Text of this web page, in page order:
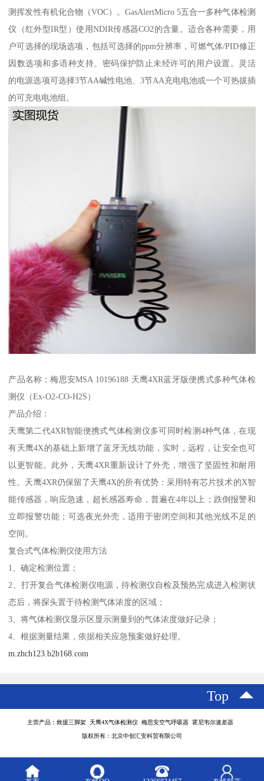
测挥发性有机化合物（VOC）。GasAlertMicro 5五合一多种气体检测
仪（红外型IR型）使用NDIR传感器CO2的含量。适合各种需要，用
户可选择的现场选项，包括可选择的ppm分辨率，可燃气体/PID修正
因数选项和多语种支持。密码保护防止未经许可的用户设置。灵活
的电源选项可选择3节AA碱性电池、3节AA充电电池或一个可热拔插
的可充电电池组。
产品名称：梅思安MSA 10196188 天鹰4XR蓝牙版便携式多种气体检
测仪（Ex-O2-CO-H2S）
产品介绍：
天鹰第二代4XR智能便携式气体检测仪多可同时检测4种气体，在现
有天鹰4X的基础上新增了蓝牙无线功能，实时，远程，让安全也可
以更智能。此外，天鹰4XR重新设计了外壳，增强了坚固性和耐用
性。天鹰4XR仍保留了天鹰4X的所有优势：采用特有芯片技术的X智
能传感器，响应急速，超长感器寿命，普遍在4年以上；跌倒报警和
立即报警功能；可选夜光外壳，适用于密闭空间和其他光线不足的
空间。
复合式气体检测仪使用方法
1、确定检测位置；
2、打开复合气体检测仪电源，待检测仪自检及预热完成进入检测状
态后，将探头置于待检测气体浓度的区域；
3、将气体检测仪显示区显示测量到的气体浓度做好记录；
4、根据测量结果，依据相关应急预案做好处理。
m.zhch123.b2b168.com
Top
主营产品：救援三脚架 天鹰4X气体检测仪 梅思安空气呼吸器 霍尼韦尔速差器
版权所有：北京中创汇安科贸有限公司